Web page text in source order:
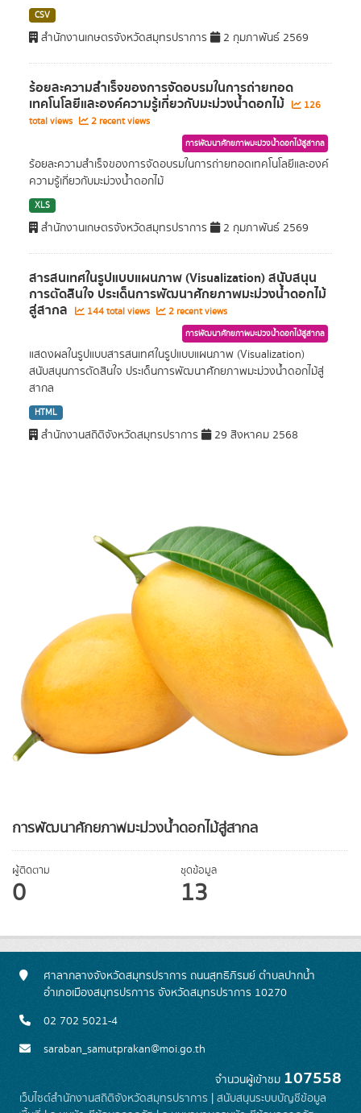
การพัฒนาศักยภาพมะม่วงน้ำดอกไม้สู่สากล
ผู้ติดตาม
0
ชุดข้อมูล
13
CSV
สำนักงานเกษตรจังหวัดสมุทรปราการ 2 กุมภาพันธ์ 2569
ร้อยละความสำเร็จของการจัดอบรมในการถ่ายทอด
เทคโนโลยีและองค์ความรู้เกี่ยวกับมะม่วงน้ำดอกไม้
126
total views
2 recent views
การพัฒนาศักยภาพมะม่วงน้ำดอกไม้สู่สากล
ร้อยละความสำเร็จของการจัดอบรมในการถ่ายทอดเทคโนโลยีและองค์
ความรู้เกี่ยวกับมะม่วงน้ำดอกไม้
XLS
สำนักงานเกษตรจังหวัดสมุทรปราการ 2 กุมภาพันธ์ 2569
สารสนเทศในรูปแบบแผนภาพ (Visualization) สนับสนุน
การตัดสินใจ ประเด็นการพัฒนาศักยภาพมะม่วงน้ำดอกไม้
สู่สากล 144 total views 2 recent views
การพัฒนาศักยภาพมะม่วงน้ำดอกไม้สู่สากล
แสดงผลในรูปแบบสารสนเทศในรูปแบบแผนภาพ (Visualization)
สนับสนุนการตัดสินใจ ประเด็นการพัฒนาศักยภาพมะม่วงน้ำดอกไม้สู่
สากล
HTML
สำนักงานสถิติจังหวัดสมุทรปราการ 29 สิงหาคม 2568
ศาลากลางจังหวัดสมุทรปราการ ถนนสุทธิภิรมย์ ตำบลปากน้ำ
อำเภอเมืองสมุทรปรกาาร จังหวัดสมุทรปราการ 10270
02 702 5021-4
saraban_samutprakan@moi.go.th
จำนวนผู้เข้าชม 107558
เว็บไซต์สำนักงานสถิติจังหวัดสมุทรปราการ | สนับสนุนระบบบัญชีข้อมูล